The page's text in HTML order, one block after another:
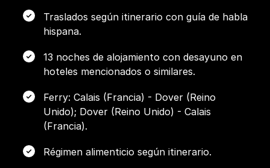
Traslados según itinerario con guía de habla
hispana.
13 noches de alojamiento con desayuno en
hoteles mencionados o similares.
Ferry: Calais (Francia) - Dover (Reino
Unido); Dover (Reino Unido) - Calais
(Francia).
Régimen alimenticio según itinerario.